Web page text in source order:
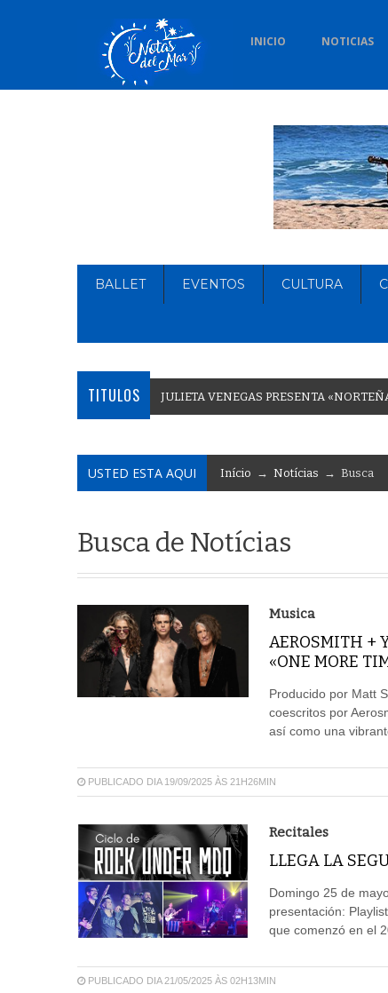
INICIO NOTICIAS
BALLET EVENTOS CULTURA
TITULOS JULIETA VENEGAS PRESENTA «NORTEÑ
USTED ESTA AQUI Início → Notícias → Busca
Busca de Notícias
Musica
AEROSMITH +
«ONE MORE
Producido por Matt
coescritos por
así como una
PUBLICADO DIA 19/09/2025 ÀS 21H26MIN
Recitales
LLEGA LA
Domingo 25 de
presentación:
que comenzó en el
PUBLICADO DIA 21/05/2025 ÀS 02H13MIN